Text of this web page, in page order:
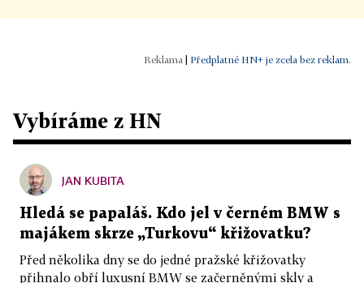
Předplatné HN+ je zcela bez reklam.
Vybíráme z HN
JAN KUBITA
Hledá se papaláš. Kdo jel v černém BMW s
majákem skrze „Turkovu“ křižovatku?
Před několika dny se do jedné pražské křižovatky
přihnalo obří luxusní BMW se začerněnými skly a